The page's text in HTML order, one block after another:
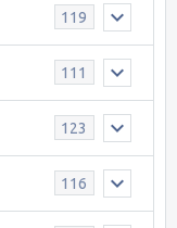
119
111
123
116